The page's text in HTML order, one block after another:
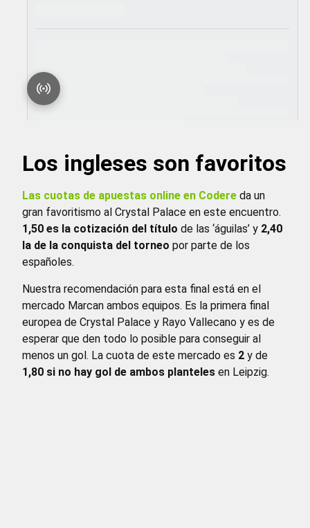
Los ingleses son favoritos
Las cuotas de apuestas online en Codere da un
gran favoritismo al Crystal Palace en este encuentro.
1,50 es la cotización del título de las ‘águilas’ y 2,40
la de la conquista del torneo por parte de los
españoles.
Nuestra recomendación para esta final está en el
mercado Marcan ambos equipos. Es la primera final
europea de Crystal Palace y Rayo Vallecano y es de
esperar que den todo lo posible para conseguir al
menos un gol. La cuota de este mercado es 2 y de
1,80 si no hay gol de ambos planteles en Leipzig.